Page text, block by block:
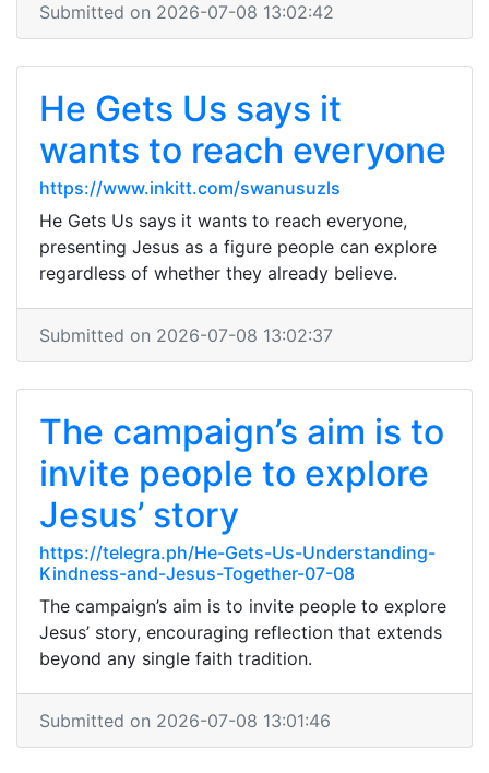
Submitted on 2026-07-08 13:02:42
He Gets Us says it
wants to reach everyone
https://www.inkitt.com/swanusuzls
He Gets Us says it wants to reach everyone,
presenting Jesus as a figure people can explore
regardless of whether they already believe.
Submitted on 2026-07-08 13:02:37
The campaign’s aim is to
invite people to explore
Jesus’ story
https://telegra.ph/He-Gets-Us-Understanding-
Kindness-and-Jesus-Together-07-08
The campaign’s aim is to invite people to explore
Jesus’ story, encouraging reflection that extends
beyond any single faith tradition.
Submitted on 2026-07-08 13:01:46